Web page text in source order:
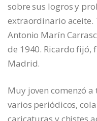
sobre sus logros y
extraordinario aceite.
Antonio Marín
de 1940. Ricardo fijó,
Madrid.
Muy joven comenzó
varios periódicos,